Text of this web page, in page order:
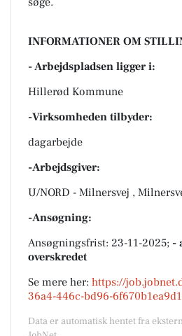
INFORMATIONER OM
- Arbejdspladsen ligger i:
Hillerød Kommune
-Virksomheden tilbyder:
dagarbejde
-Arbejdsgiver:
U/NORD - Milnersvej ,
-Ansøgning:
Ansøgningsfrist: 23-11-2025; -
overskredet
Se mere her: https://
36a4-446c-bd96-6f670b1ea9d1
Data er automatisk hentet fra